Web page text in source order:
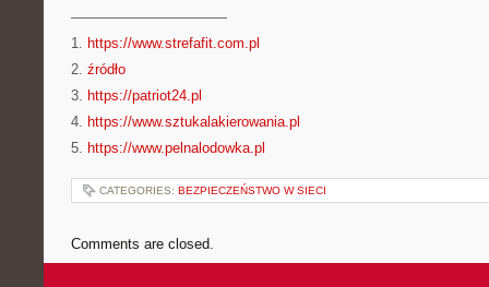
———————————
1. https://www.strefafit.com.pl
2. źródło
3. https://patriot24.pl
4. https://www.sztukalakierowania.pl
5. https://www.pelnalodowka.pl
CATEGORIES: BEZPIECZEŃSTWO W SIECI
Comments are closed.